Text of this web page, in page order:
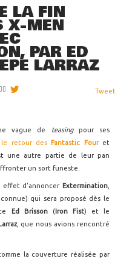
LA FIN
X-MEN
PAR ED
LARRAZ
Tweet
vague de teasingpour ses
le retour des Fantastic Fouret
une autre partie de leur pan
un sort funeste.
effet d'annoncer Extermination
qui sera proposé dès le
Ed Brisson (Iron Fist) et le
, que nous avions rencontré
la couverture réalisée par